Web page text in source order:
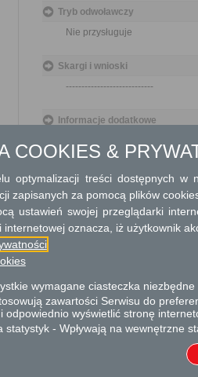
Tryb odwoławczy
Nie przysługuje
Skargi i wnioski
----------------------------
Informacje dodatkowe
Numer konta bankowego:
Bank PEKAO SANr 61 1240
1.Ustawa z dnia 21
z dnia 23 kwietnia 1964r.
skarbowej (t.j. Dz. U. z 2012
COOKIES &
optymalizacji treści dostępnych w
zapisanych za pomocą plików
ustawień swojej przeglądarki
internetowej oznacza, iż użytkownik
wymagane ciasteczka
zawartości Serwisu do
odpowiednio wyświetlić stronę
statystyk - Wpływają na wewnętrzne